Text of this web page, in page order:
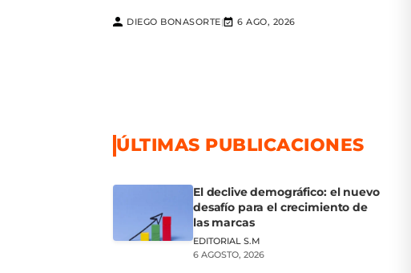
DIEGO BONASORTE| 6 AGO, 2026
ÚLTIMAS PUBLICACIONES
El declive demográfico: el nuevo
desafío para el crecimiento de
las marcas
EDITORIAL S.M
6 AGOSTO, 2026